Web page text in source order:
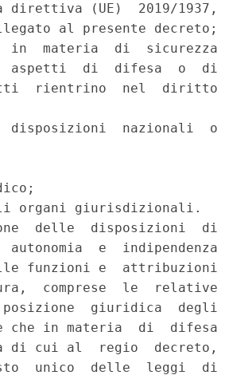
(UE)  2019/1937,
al presente decreto;
in  materia  di  sicurezza
aspetti  di  difesa  o  di
rientrino  nel  diritto
disposizioni  nazionali  o
organi giurisdizionali.
delle  disposizioni  di
e  indipendenza
funzioni e  attribuzioni
comprese  le  relative
giuridica  degli
in materia  di  difesa
di cui al  regio  decreto,
unico  delle  leggi  di